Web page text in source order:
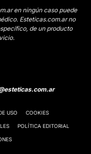
en ningún caso puede
Esteticas.com.ar no
de un producto
USO COOKIES
POLÍTICA EDITORIAL